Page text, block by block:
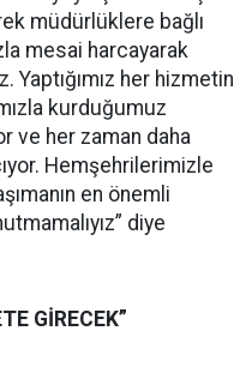
müdürlüklere bağlı
mesai harcayarak
Yaptığımız her hizmetin
kurduğumuz
ve her zaman daha
Hemşehrilerimizle
en önemli
diye
GİRECEK”